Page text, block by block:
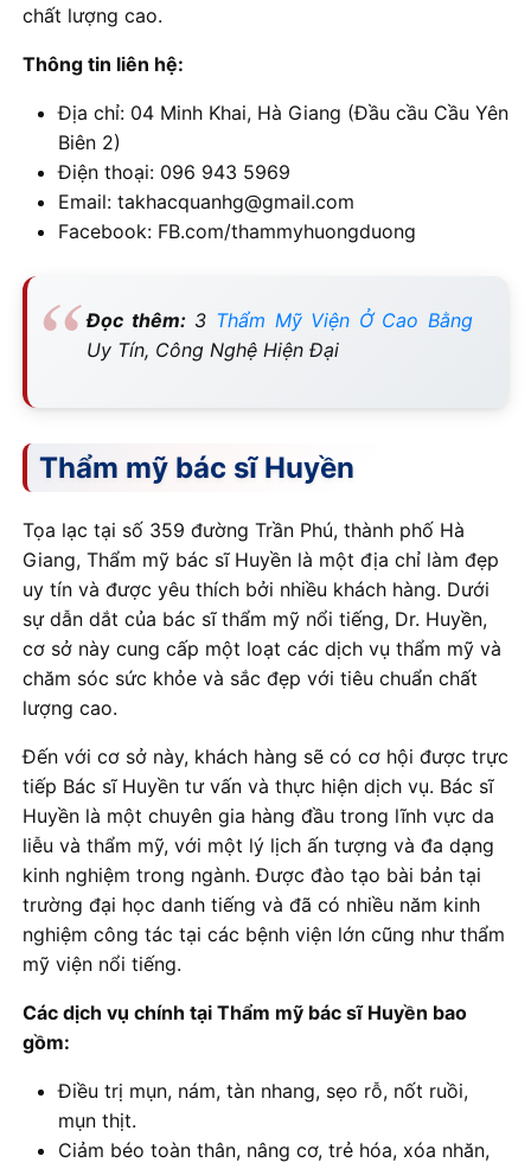
chất lượng cao.
Thông tin liên hệ:
Địa chỉ: 04 Minh Khai, Hà Giang (Đầu cầu Cầu Yên
Biên 2)
Điện thoại: 096 943 5969
Email: takhacquanhg@gmail.com
Facebook: FB.com/thammyhuongduong
Đọc thêm:3 Thẩm Mỹ Viện Ở Cao Bằng
Uy Tín, Công Nghệ Hiện Đại
Thẩm mỹ bác sĩ Huyền
Tọa lạc tại số 359 đường Trần Phú, thành phố Hà
Giang, Thẩm mỹ bác sĩ Huyền là một địa chỉ làm đẹp
uy tín và được yêu thích bởi nhiều khách hàng. Dưới
sự dẫn dắt của bác sĩ thẩm mỹ nổi tiếng, Dr. Huyền,
cơ sở này cung cấp một loạt các dịch vụ thẩm mỹ và
chăm sóc sức khỏe và sắc đẹp với tiêu chuẩn chất
lượng cao.
Đến với cơ sở này, khách hàng sẽ có cơ hội được trực
tiếp Bác sĩ Huyền tư vấn và thực hiện dịch vụ. Bác sĩ
Huyền là một chuyên gia hàng đầu trong lĩnh vực da
liễu và thẩm mỹ, với một lý lịch ấn tượng và đa dạng
kinh nghiệm trong ngành. Được đào tạo bài bản tại
trường đại học danh tiếng và đã có nhiều năm kinh
nghiệm công tác tại các bệnh viện lớn cũng như thẩm
mỹ viện nổi tiếng.
Các dịch vụ chính tại Thẩm mỹ bác sĩ Huyền bao
gồm:
Điều trị mụn, nám, tàn nhang, sẹo rỗ, nốt ruồi,
mụn thịt.
Ciảm béo toàn thân, nâng cơ, trẻ hóa, xóa nhăn,